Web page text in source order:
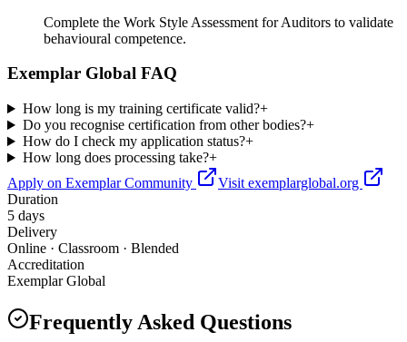
Complete the Work Style Assessment for Auditors to validate
behavioural competence.
Exemplar Global FAQ
How long is my training certificate valid?+
Do you recognise certification from other bodies?+
How do I check my application status?+
How long does processing take?+
Apply on Exemplar Community
Visit exemplarglobal.org
Duration
5 days
Delivery
Online · Classroom · Blended
Accreditation
Exemplar Global
Frequently Asked Questions